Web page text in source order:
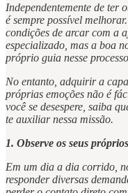
Independentemente de ter
é sempre possível
condições de arcar com a
especializado, mas a boa
próprio guia nesse
No entanto, adquirir a
próprias emoções não é
você se desespere, saiba
te auxiliar nessa missão.
1. Observe os seus
Em um dia a dia corrido,
responder diversas